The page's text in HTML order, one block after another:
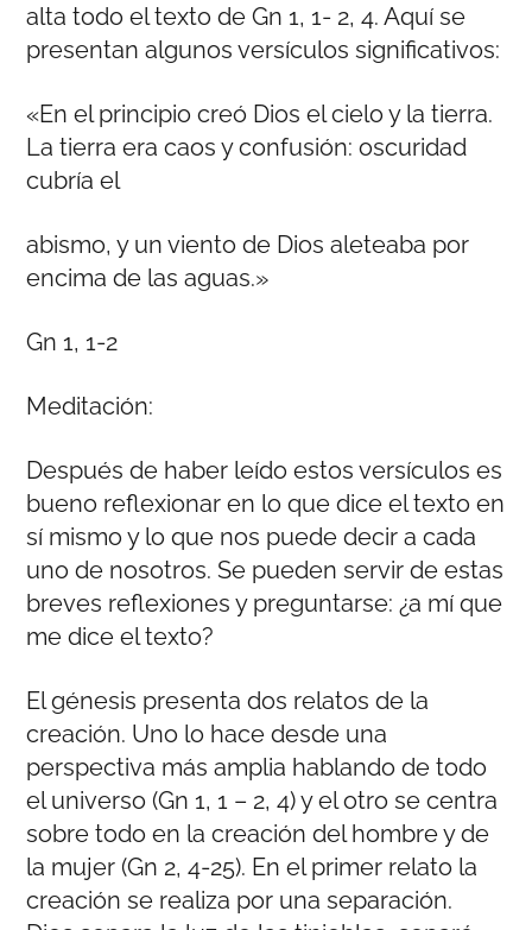
alta todo el texto de Gn 1, 1- 2, 4. Aquí se
presentan algunos versículos significativos:
«En el principio creó Dios el cielo y la tierra.
La tierra era caos y confusión: oscuridad
cubría el
abismo, y un viento de Dios aleteaba por
encima de las aguas.»
Gn 1, 1-2
Meditación:
Después de haber leído estos versículos es
bueno reflexionar en lo que dice el texto en
sí mismo y lo que nos puede decir a cada
uno de nosotros. Se pueden servir de estas
breves reflexiones y preguntarse: ¿a mí que
me dice el texto?
El génesis presenta dos relatos de la
creación. Uno lo hace desde una
perspectiva más amplia hablando de todo
el universo (Gn 1, 1 – 2, 4) y el otro se centra
sobre todo en la creación del hombre y de
la mujer (Gn 2, 4-25). En el primer relato la
creación se realiza por una separación.